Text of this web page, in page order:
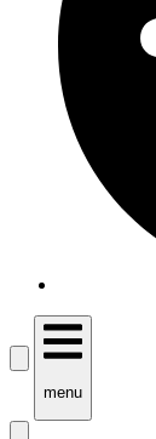
menu